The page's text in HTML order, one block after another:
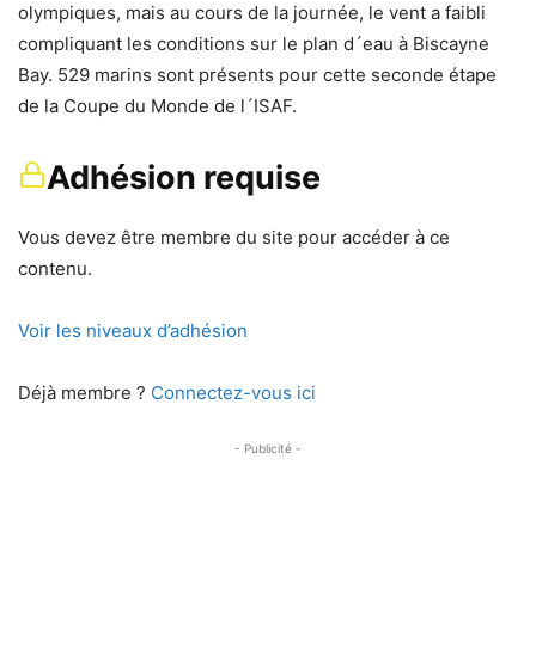
olympiques, mais au cours de la journée, le vent a faibli
compliquant les conditions sur le plan d´eau à Biscayne
Bay. 529 marins sont présents pour cette seconde étape
de la Coupe du Monde de l´ISAF.
Adhésion requise
Vous devez être membre du site pour accéder à ce
contenu.
Voir les niveaux d’adhésion
Déjà membre ? Connectez-vous ici
- Publicité -